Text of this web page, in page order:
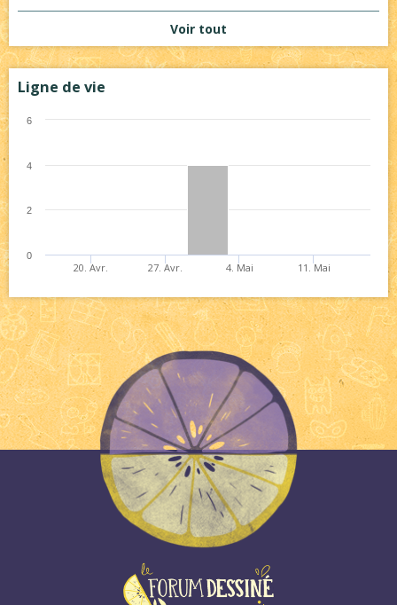
Voir tout
Ligne de vie
20. Avr. 27. Avr. 4. Mai 11. Mai
0
2
4
6